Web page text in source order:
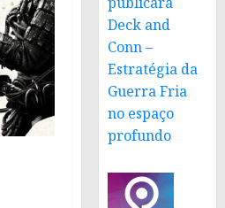
Deck and
Conn –
Estratégia da
Guerra Fria
no espaço
profundo